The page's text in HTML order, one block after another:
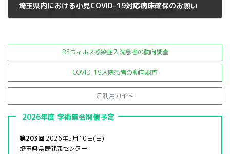
埼玉県内における小児COVID-19対応病床確保のお願い
RSウィルス感染症入院患者の動向調査
COVID-19入院患者の動向調査
ご利用ガイド
2026年度 学術集会開催予定
第203回2026年5月10日(日)
埼玉県県民健康センター